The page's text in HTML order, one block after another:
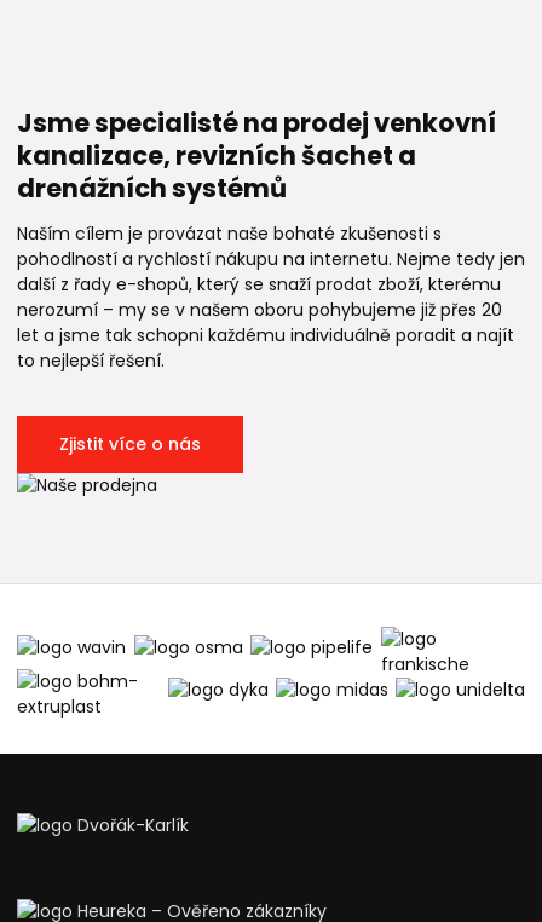
Jsme specialisté na prodej venkovní
kanalizace, revizních šachet a
drenážních systémů
Naším cílem je provázat naše bohaté zkušenosti s
pohodlností a rychlostí nákupu na internetu. Nejme tedy jen
další z řady e-shopů, který se snaží prodat zboží, kterému
nerozumí – my se v našem oboru pohybujeme již přes 20
let a jsme tak schopni každému individuálně poradit a najít
to nejlepší řešení.
Zjistit více o nás